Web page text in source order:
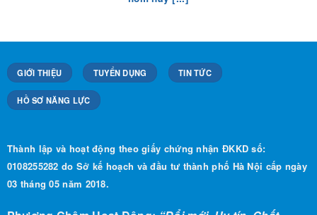
HỒ SƠ NĂNG LỰC
0108255282 do Sở kế hoạch và đầu tư thành phố Hà Nội cấp ngày
03 tháng 05 năm 2018.